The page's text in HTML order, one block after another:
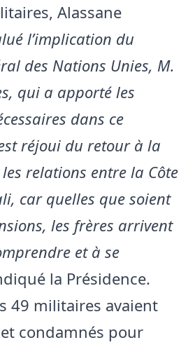
Alassane
l’implication du
des Nations Unies, M.
qui a apporté les
dans ce
réjoui du retour à la
relations entre la Côte
car quelles que soient
les frères arrivent
et à se
la Présidence.
49 militaires avaient
condamnés pour